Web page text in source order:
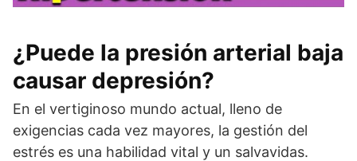
¿Puede la presión arterial baja
causar depresión?
En el vertiginoso mundo actual, lleno de
exigencias cada vez mayores, la gestión del
estrés es una habilidad vital y un salvavidas.